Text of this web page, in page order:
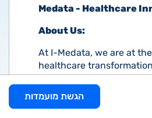
Medata - Healthcare
About Us:
At I-Medata, we are at
healthcare
cutting-edge
driven solutions to
care. As the data science
הגשת מועמדות